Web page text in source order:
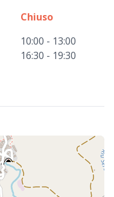
Chiuso
10:00 - 13:00
16:30 - 19:30